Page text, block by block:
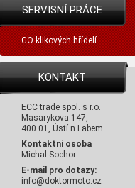
SERVISNÍ PRÁCE
GO klikových hřídelí
KONTAKT
ECC trade spol. s r.o.
Masarykova 147,
400 01, Ústí n Labem
Kontaktní osoba
Michal Sochor
E-mail pro dotazy:
info@doktormoto.cz